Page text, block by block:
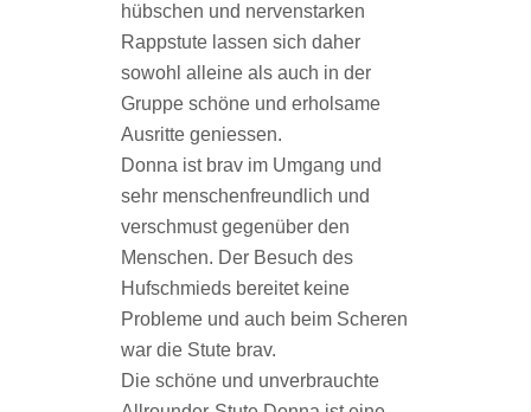
hübschen und nervenstarken
Rappstute lassen sich daher
sowohl alleine als auch in der
Gruppe schöne und erholsame
Ausritte geniessen.
Donna ist brav im Umgang und
sehr menschenfreundlich und
verschmust gegenüber den
Menschen. Der Besuch des
Hufschmieds bereitet keine
Probleme und auch beim Scheren
war die Stute brav.
Die schöne und unverbrauchte